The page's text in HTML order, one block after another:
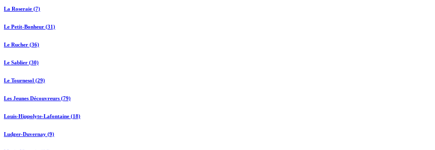
La Roseraie (7)
Le Petit-Bonheur (31)
Le Rucher (36)
Le Sablier (30)
Le Tournesol (29)
Les Jeunes Découvreurs (79)
Louis-Hippolyte-Lafontaine (18)
Ludger-Duvernay (9)